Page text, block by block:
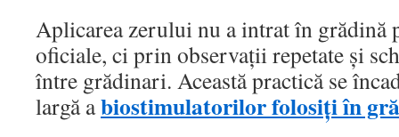
Aplicarea zerului nu a intrat în grădină
oficiale, ci prin observații repetate și
între grădinari. Această practică se
largă abiostimulatorilor folosiți în